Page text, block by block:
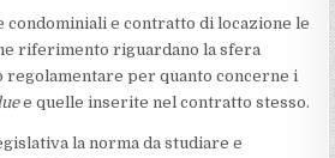
condominiali e contratto di locazione le
riferimento riguardano la sfera
regolamentare per quanto concerne i
e quelle inserite nel contratto stesso.
la norma da studiare e